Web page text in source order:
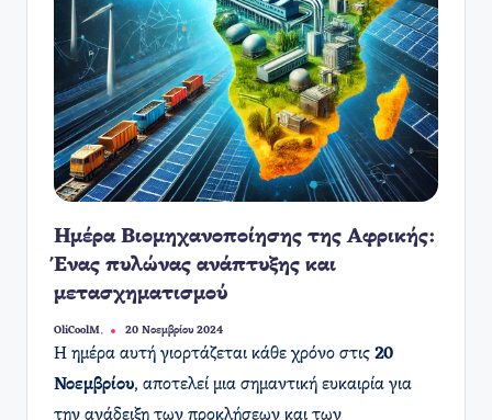
Ημέρα Βιομηχανοποίησης της Αφρικής:
Ένας πυλώνας ανάπτυξης και
μετασχηματισμού
Συγγραφέας:
OliCoolM. 20 Νοεμβρίου 2024
Η ημέρα αυτή γιορτάζεται κάθε χρόνο στις 20
Νοεμβρίου, αποτελεί μια σημαντική ευκαιρία για
την ανάδειξη των προκλήσεων και των